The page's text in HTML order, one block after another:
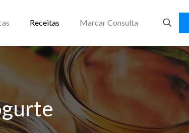
Receitas Marcar Consulta